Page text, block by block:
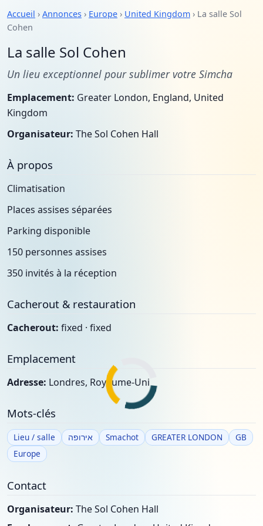
Accueil › Annonces › Europe › United Kingdom › La salle Sol
Cohen
La salle Sol Cohen
Un lieu exceptionnel pour sublimer votre Simcha
Emplacement: Greater London, England, United
Kingdom
Organisateur: The Sol Cohen Hall
À propos
Climatisation
Places assises séparées
Parking disponible
150 personnes assises
350 invités à la réception
Cacherout & restauration
Cacherout: fixed · fixed
Emplacement
Adresse: Londres, Royaume-Uni
Mots-clés
Lieu / salle אירופה Smachot GREATER LONDON
GB
Europe
Contact
Organisateur: The Sol Cohen Hall